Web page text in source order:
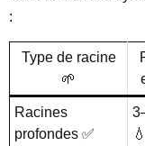
:
Type de racine
🌱
Racines
profondes ✅
💧